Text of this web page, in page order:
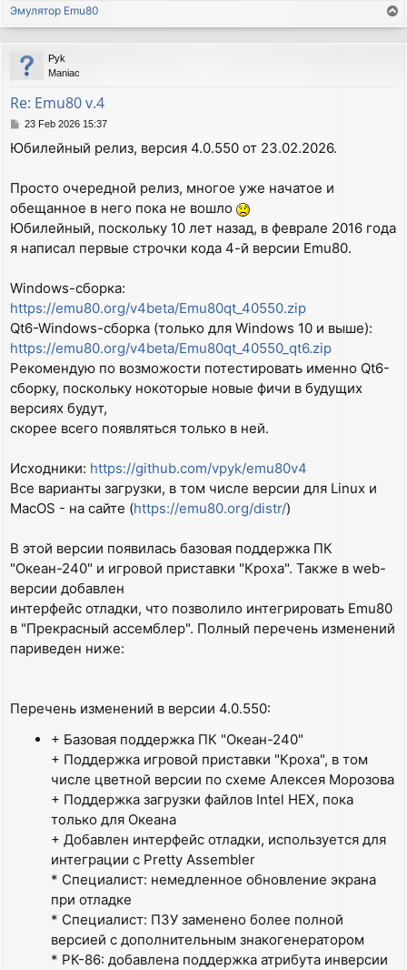
Эмулятор Emu80
o
p
Pyk
Maniac
Re: Emu80 v.4
P
s
23 Feb 2026 15:37
Юбилейный релиз, версия 4.0.550 от 23.02.2026.
Просто очередной релиз, многое уже начатое и
обещанное в него пока не вошло
Юбилейный, поскольку 10 лет назад, в феврале 2016 года
я написал первые строчки кода 4-й версии Emu80.
Windows-сборка:
https://emu80.org/v4beta/Emu80qt_40550.zip
Qt6-Windows-сборка (только для Windows 10 и выше):
https://emu80.org/v4beta/Emu80qt_40550_qt6.zip
Рекомендую по возможости потестировать именно Qt6-
сборку, поскольку нокоторые новые фичи в будущих
версиях будут,
скорее всего появляться только в ней.
Исходники: https://github.com/vpyk/emu80v4
Все варианты загрузки, в том числе версии для Linux и
MacOS - на сайте (https://emu80.org/distr/)
В этой версии появилась базовая поддержка ПК
"Океан-240" и игровой приставки "Кроха". Также в web-
версии добавлен
интерфейс отладки, что позволило интегрировать Emu80
в "Прекрасный ассемблер". Полный перечень изменений
париведен ниже:
Перечень изменений в версии 4.0.550:
+ Базовая поддержка ПК "Океан-240"
+ Поддержка игровой приставки "Кроха", в том
числе цветной версии по схеме Алексея Морозова
+ Поддержка загрузки файлов Intel HEX, пока
только для Океана
+ Добавлен интерфейс отладки, используется для
интеграции с Pretty Assembler
* Специалист: немедленное обновление экрана
при отладке
* Специалист: ПЗУ заменено более полной
версией с дополнительным знакогенератором
* РК-86: добавлена поддержка атрибута инверсии